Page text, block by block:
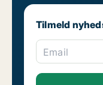
Tilmeld
Email